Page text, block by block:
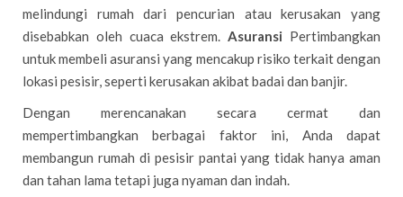
melindungi rumah dari pencurian atau kerusakan yang
disebabkan oleh cuaca ekstrem.Asuransi Pertimbangkan
untuk membeli asuransi yang mencakup risiko terkait dengan
lokasi pesisir, seperti kerusakan akibat badai dan banjir.
Dengan merencanakan secara cermat dan
mempertimbangkan berbagai faktor ini, Anda dapat
membangun rumah di pesisir pantai yang tidak hanya aman
dan tahan lama tetapi juga nyaman dan indah.